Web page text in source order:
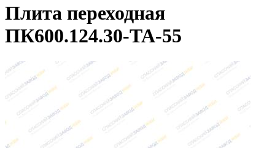
Плита переходная
ПК600.124.30-ТА-55